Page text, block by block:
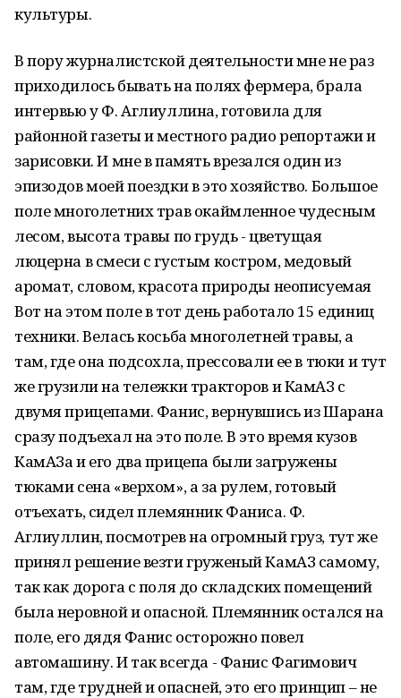
культуры.
В пору журналистской деятельности мне не раз
приходилось бывать на полях фермера, брала
интервью у Ф. Аглиуллина, готовила для
районной газеты и местного радио репортажи и
зарисовки. И мне в память врезался один из
эпизодов моей поездки в это хозяйство. Большое
поле многолетних трав окаймленное чудесным
лесом, высота травы по грудь - цветущая
люцерна в смеси с густым костром, медовый
аромат, словом, красота природы неописуемая
Вот на этом поле в тот день работало 15 единиц
техники. Велась косьба многолетней травы, а
там, где она подсохла, прессовали ее в тюки и тут
же грузили на тележки тракторов и КамАЗ с
двумя прицепами. Фанис, вернувшись из Шарана
сразу подъехал на это поле. В это время кузов
КамАЗа и его два прицепа были загружены
тюками сена «верхом», а за рулем, готовый
отъехать, сидел племянник Фаниса. Ф.
Аглиуллин, посмотрев на огромный груз, тут же
принял решение везти груженый КамАЗ самому,
так как дорога с поля до складских помещений
была неровной и опасной. Племянник остался на
поле, его дядя Фанис осторожно повел
автомашину. И так всегда - Фанис Фагимович
там, где трудней и опасней, это его принцип – не